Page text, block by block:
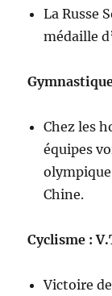
La Russe
médaille
Chez les
équipes
Chine.
Cyclisme :
Victoire